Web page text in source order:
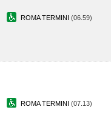
ROMA TERMINI (06.59)
ROMA TERMINI (07.13)